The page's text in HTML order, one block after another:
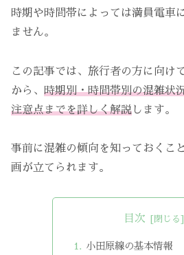
時期や時間帯によっては満員電車
ません。
この記事では、旅行者の方に向け
から、 時期別・時間帯別の混雑状
注意点までを詳しく解説します。
事前に混雑の傾向を知っておくこ
画が立てられます。
目次
小田原線の基本情報